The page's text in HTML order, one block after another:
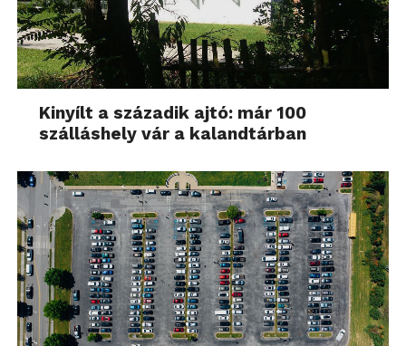
Kinyílt a századik ajtó: már 100
szálláshely vár a kalandtárban